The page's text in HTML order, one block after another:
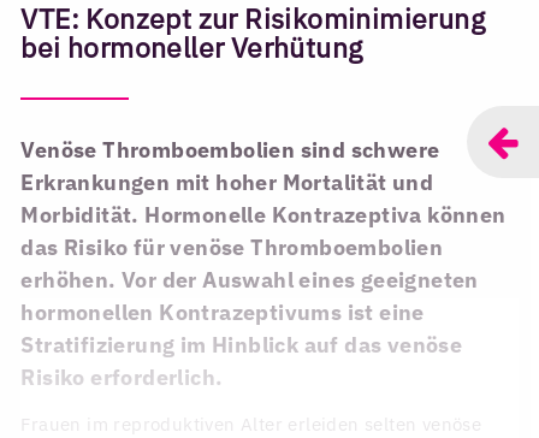
VTE: Konzept zur Risikominimierung
bei hormoneller Verhütung
Venöse Thromboembolien sind schwere
Erkrankungen mit hoher Mortalität und
Morbidität. Hormonelle Kontrazeptiva können
das Risiko für venöse Thromboembolien
erhöhen. Vor der Auswahl eines geeigneten
hormonellen Kontrazeptivums ist eine
Stratifizierung im Hinblick auf das venöse
Risiko erforderlich.
Frauen im reproduktiven Alter erleiden selten venöse